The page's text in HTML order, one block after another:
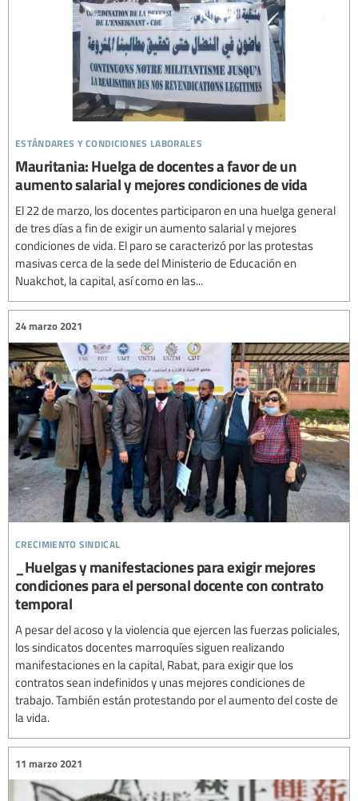
estándares y condiciones laborales
Mauritania: Huelga de docentes a favor de un
aumento salarial y mejores condiciones de vida
El 22 de marzo, los docentes participaron en una huelga general
de tres días a fin de exigir un aumento salarial y mejores
condiciones de vida. El paro se caracterizó por las protestas
masivas cerca de la sede del Ministerio de Educación en
Nuakchot, la capital, así como en las...
crecimiento sindical
24 marzo 2021
_Huelgas y manifestaciones para exigir mejores
condiciones para el personal docente con contrato
temporal
A pesar del acoso y la violencia que ejercen las fuerzas policiales,
los sindicatos docentes marroquíes siguen realizando
manifestaciones en la capital, Rabat, para exigir que los
contratos sean indefinidos y unas mejores condiciones de
trabajo. También están protestando por el aumento del coste de
la vida.
11 marzo 2021